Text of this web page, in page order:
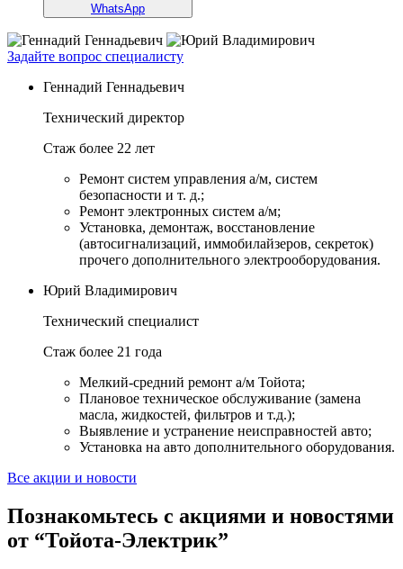
WhatsApp
Задайте вопрос специалисту
Геннадий Геннадьевич
Технический директор
Стаж более 22 лет
Ремонт систем управления а/м, систем
безопасности и т. д.;
Ремонт электронных систем а/м;
Установка, демонтаж, восстановление
(автосигнализаций, иммобилайзеров, секреток)
прочего дополнительного электрооборудования.
Юрий Владимирович
Технический специалист
Стаж более 21 года
Мелкий-средний ремонт а/м Тойота;
Плановое техническое обслуживание (замена
масла, жидкостей, фильтров и т.д.);
Выявление и устранение неисправностей авто;
Установка на авто дополнительного оборудования.
Все акции и новости
Познакомьтесь с акциями и новостями
от “Тойота-Электрик”